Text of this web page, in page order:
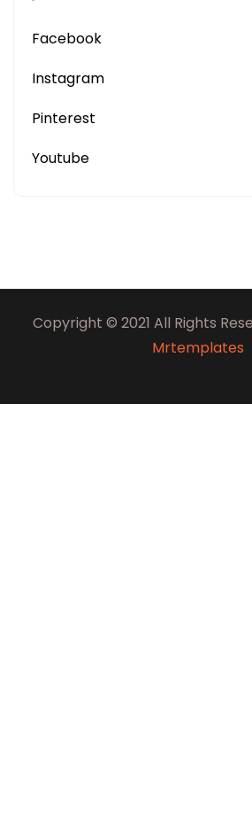
Facebook
Instagram
Pinterest
Youtube
Copyright © 2021 All Rights
Mrtemplates